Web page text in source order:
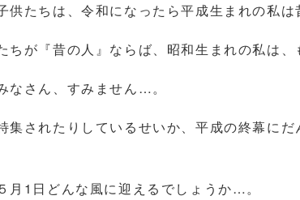
供たちは、令和になったら平成生まれの
たちが『昔の人』ならば、昭和生まれ
まれのみなさん
集されたりしているせいか、平成の終幕に
月1日どんな風に迎えるでしょうか…。